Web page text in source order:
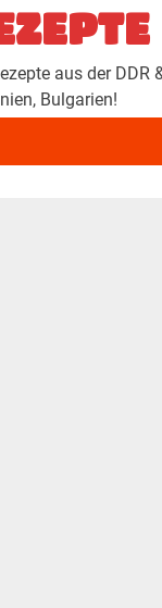
aus der DDR
Bulgarien!